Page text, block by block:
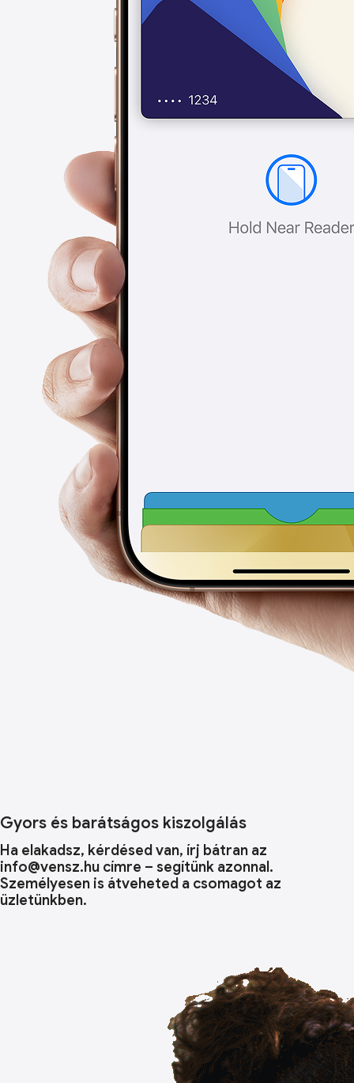
Gyors és barátságos kiszolgálás
Ha elakadsz, kérdésed van, írj bátran az
info@vensz.hu címre – segítünk azonnal.
Személyesen is átveheted a csomagot az
üzletünkben.